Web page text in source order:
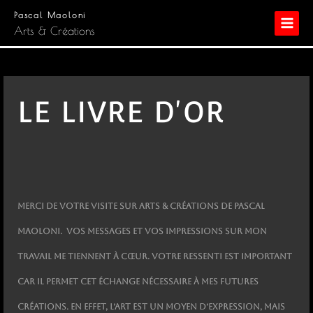
contenu
Pascal Maoloni
Arts & Créations
LE LIVRE D'OR
Merci de votre visite sur Arts & Créations de Pascal
Maoloni. Vos messages et vos impressions sur mon
travail me tiennent à cœur. Votre ressenti est important
car il permet cet échange nécessaire à mes futures
créations. En effet, l’art est un moyen d’expression, mais